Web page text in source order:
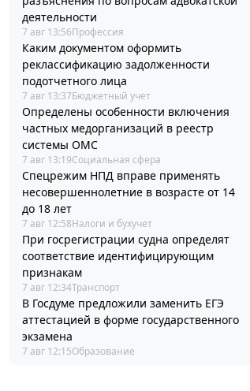
деятельности
7 авг 13:56Профессия
Каким документом оформить
реклассификацию задолженности
подотчетного лица
7 авг 13:37Бюджетный учет
Определены особенности включения
частных медорганизаций в реестр
системы ОМС
7 авг 13:19Социальная сфера
Спецрежим НПД вправе применять
несовершеннолетние в возрасте от 14
до 18 лет
7 авг 12:58Налоги и бухучет
При госрегистрации судна определят
соответствие идентифицирующим
признакам
7 авг 12:34Транспорт
В Госдуме предложили заменить ЕГЭ
аттестацией в форме государственного
экзамена
7 авг 12:15Образование